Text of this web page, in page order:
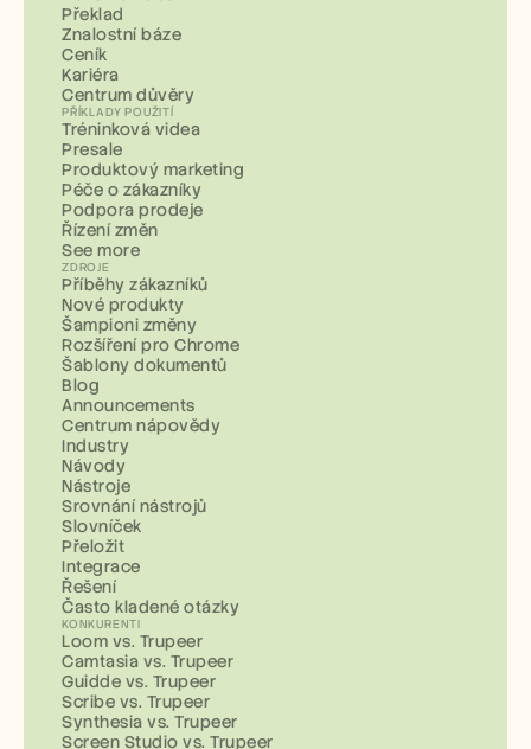
Překlad
Znalostní báze
Ceník
Kariéra
Centrum důvěry
PŘÍKLADY POUŽITÍ
Tréninková videa
Presale
Produktový marketing
Péče o zákazníky
Podpora prodeje
Řízení změn
See more
ZDROJE
Příběhy zákazníků
Nové produkty
Šampioni změny
Rozšíření pro Chrome
Šablony dokumentů
Blog
Announcements
Centrum nápovědy
Industry
Návody
Nástroje
Srovnání nástrojů
Slovníček
Přeložit
Integrace
Řešení
Často kladené otázky
KONKURENTI
Loom vs. Trupeer
Camtasia vs. Trupeer
Guidde vs. Trupeer
Scribe vs. Trupeer
Synthesia vs. Trupeer
Screen Studio vs. Trupeer